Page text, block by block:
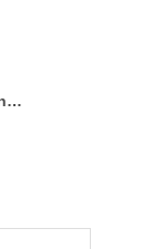
Ausgezeichneter Service und Produkte